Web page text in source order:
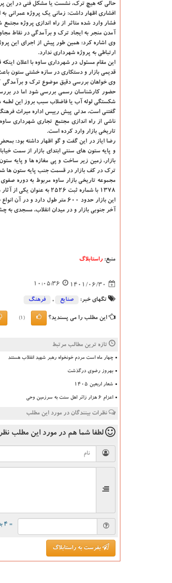
حالی که هیچ ترک، نشست یا مشکل فنی در این
افشاری اظهار داشت: زمانی یک پروژه عمرانی
فشار وارد شده متاثر از راه اندازی پروژه
آمدن منجر به ایجاد ترک و برآمدگی در نقاط
وی اشاره کرد: همین طور پیش از اجرای این
ارتباطی به پروژه شهرداری ندارد.
این مقام مسئول در شهرداری ساوه با اعلان
قدیمی بازار و دستکاری در سازه خشتی ستون
وی خواهان بررسی دقیق موضوع ترک و برآمدگی
حضور کارشناسان رسمی بررسی شود اما در
شکستگی لوله آب یا فاضلاب سبب بروز این لطمه
گفتنی است، مدتی پیش رییس اداره میراث
ناشی از راه اندازی مجتمع تجاری شهرداری
تاریخی بازار وارد کرده است.
رضا ایاز در این گفت و گو اظهار داشته بود:
و پایه ستون های سنتی ابتدای بازار از سمت
بازار، زمین زیر ساخت و پی مغازه ها و پایه
ترک در کف بازار در قسمت جنب پایه ستون ها
۱۳۷۸ با شماره ثبت ۲۵۲۶ به عنوان یکی از آثار ملی ایران به ثبت رسیده است.
این بازار حدود ۶۰۰ متر طول
آخر جنوبی بازار و در میدان انقلاب، مسجدی
منبع: راستابلاگ
1401/06/30
10:05:36
تگهای خبر: صنایع , فرهنگ
این مطلب را می پسندید؟ (1)
تازه ترین مطالب مرتبط
چهار ماه است مردم خونخواه رهبر شهید انقلاب هستند
بهروز رضوی درگذشت
شعار اربعین ۱۴۰۵
اعزام ۶ هزار زائر اهل سنت به سرزمین وحی
نظرات بینندگان در مورد این مطلب
لطفا شما هم در مورد این مطلب
= ۴ بعلاوه ۳
بفرست به راستابلاگ